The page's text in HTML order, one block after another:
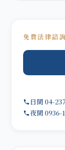
免費法律諮詢
日間 04-
夜間 0936-